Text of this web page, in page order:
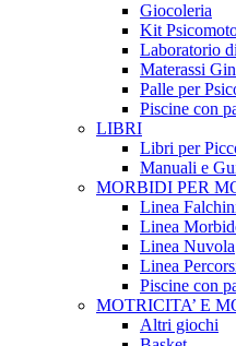
Giocoleria
Kit
Laboratorio
Materassi
Palle per
Piscine con
LIBRI
Libri per
Manuali e
MORBIDI PER
Linea
Linea
Linea Nuvola
Linea
Piscine con
MOTRICITA’ E
Altri giochi